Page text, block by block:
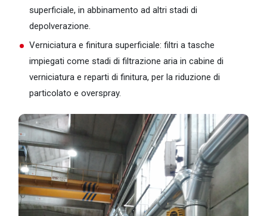
superficiale, in abbinamento ad altri stadi di
depolverazione.
Verniciatura e finitura superficiale: filtri a tasche
impiegati come stadi di filtrazione aria in cabine di
verniciatura e reparti di finitura, per la riduzione di
particolato e overspray.